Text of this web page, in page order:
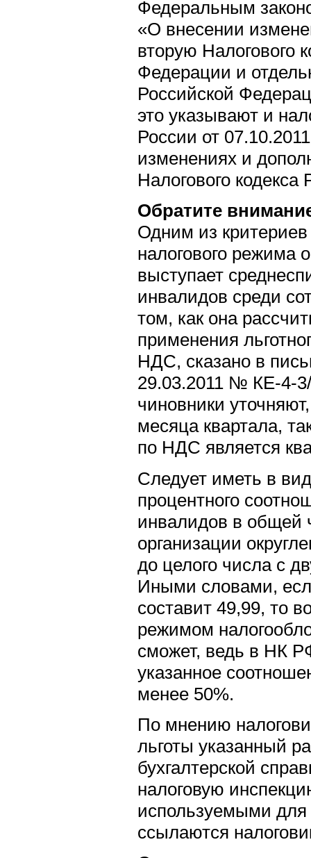
Федеральным
«О внесении
вторую Налогового
Федерации и
Российской
это указывают и
России от
изменениях и
Налогового
Обратите
Одним из критериев
налогового режима
выступает
инвалидов среди
том, как она
применения
НДС, сказано в
29.03.2011 № КЕ-4-
чиновники
месяца квартала,
по НДС является
Следует иметь в
процентного
инвалидов в общей
организации
до целого числа с
Иными словами,
составит 49,99, то
режимом
сможет, ведь в НК
указанное
менее 50%.
По мнению
льготы указанный
бухгалтерской
налоговую
используемыми для
ссылаются